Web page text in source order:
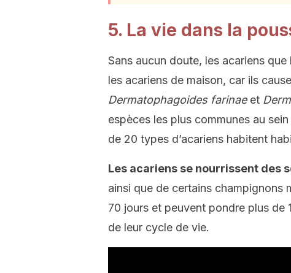
5. La vie dans la
Sans aucun doute, les acariens
les acariens de maison, car ils
Dermatophagoides farinaeet
espèces les plus communes au
de 20 types d’acariens habitent
Les acariens se nourrissent des
ainsi que de certains champignons
70 jours et peuvent pondre plus
de leur cycle de vie.